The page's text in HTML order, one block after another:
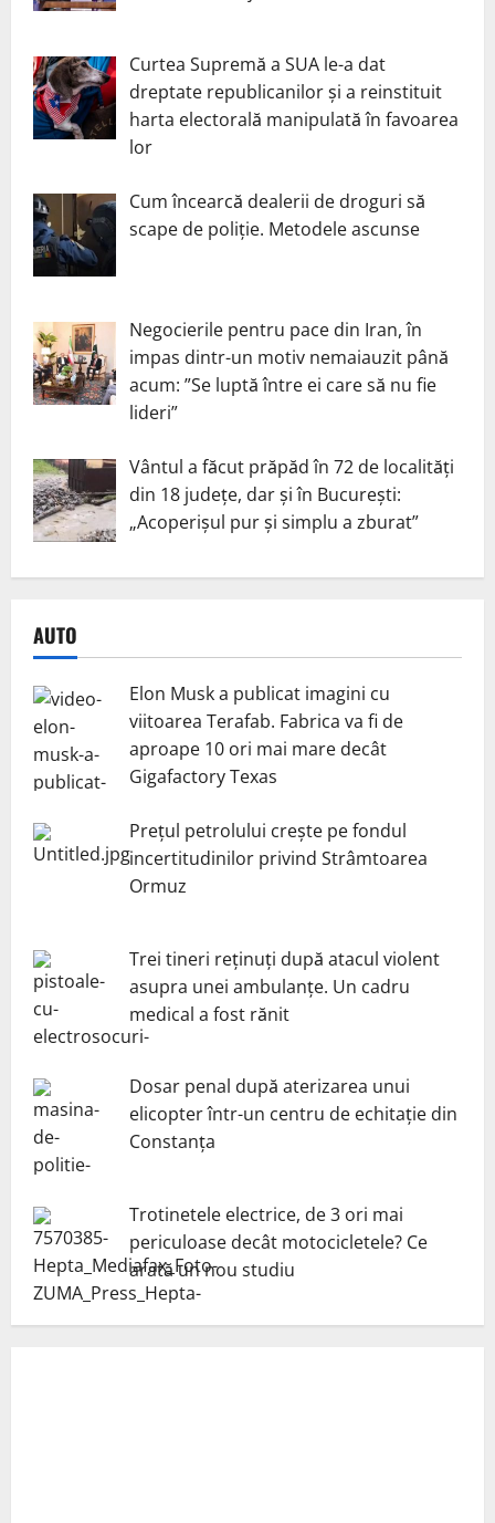
Curtea Supremă a SUA le-a dat
dreptate republicanilor și a reinstituit
harta electorală manipulată în favoarea
lor
Cum încearcă dealerii de droguri să
scape de poliție. Metodele ascunse
Negocierile pentru pace din Iran, în
impas dintr-un motiv nemaiauzit până
acum: ”Se luptă între ei care să nu fie
lideri”
Vântul a făcut prăpăd în 72 de localități
din 18 județe, dar și în București:
„Acoperișul pur și simplu a zburat”
AUTO
Elon Musk a publicat imagini cu
viitoarea Terafab. Fabrica va fi de
aproape 10 ori mai mare decât
Gigafactory Texas
Prețul petrolului crește pe fondul
incertitudinilor privind Strâmtoarea
Ormuz
Trei tineri reținuți după atacul violent
asupra unei ambulanțe. Un cadru
medical a fost rănit
Dosar penal după aterizarea unui
elicopter într-un centru de echitație din
Constanța
Trotinetele electrice, de 3 ori mai
periculoase decât motocicletele? Ce
arată un nou studiu